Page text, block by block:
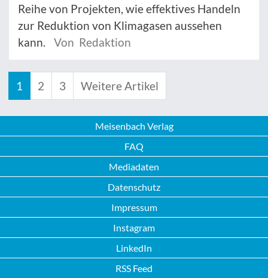
Reihe von Projekten, wie effektives Handeln
zur Reduktion von Klimagasen aussehen
kann.
Von Redaktion
1 2 3 Weitere Artikel
Meisenbach Verlag
FAQ
Mediadaten
Datenschutz
Impressum
Instagram
LinkedIn
RSS Feed